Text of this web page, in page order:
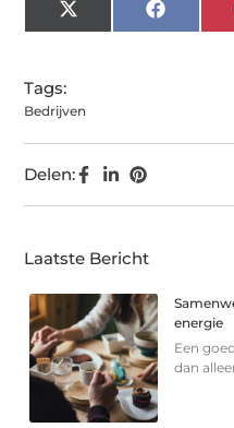
X
(Twitter)
Tags:
Bedrijven
Delen:
Laatste Bericht
energie
Een
dan